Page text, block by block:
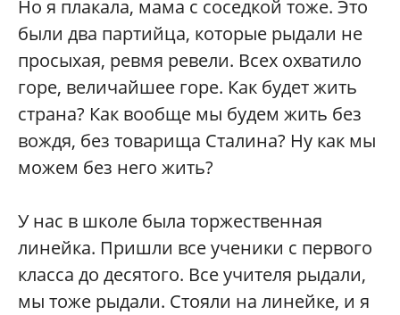
Но я плакала, мама с соседкой тоже. Это
были два партийца, которые рыдали не
просыхая, ревмя ревели. Всех охватило
горе, величайшее горе. Как будет жить
страна? Как вообще мы будем жить без
вождя, без товарища Сталина? Ну как мы
можем без него жить?
У нас в школе была торжественная
линейка. Пришли все ученики с первого
класса до десятого. Все учителя рыдали,
мы тоже рыдали. Стояли на линейке, и я